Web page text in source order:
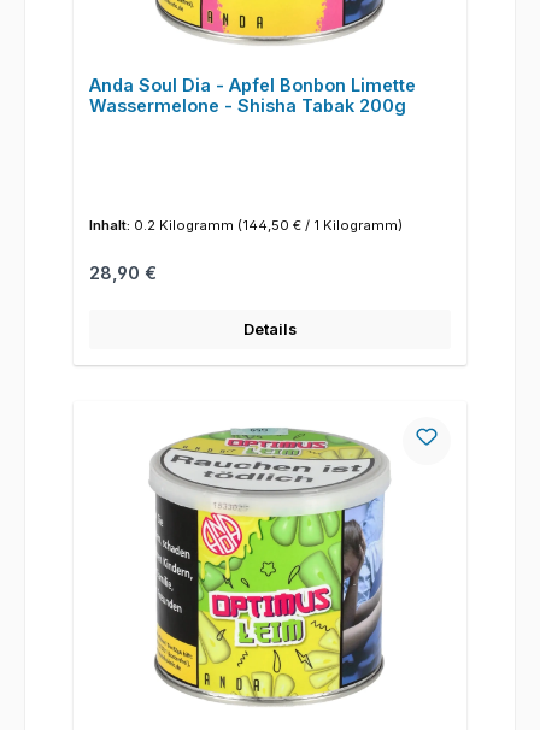
Anda Soul Dia - Apfel Bonbon Limette
Wassermelone - Shisha Tabak 200g
Inhalt: 0.2 Kilogramm (144,50 € / 1 Kilogramm)
Regulärer Preis:
28,90 €
Details